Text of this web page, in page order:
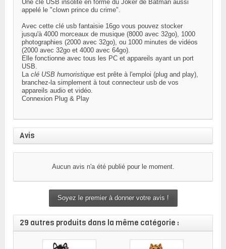
Une clé USB insolite en forme du Joker de Batman aussi
appelé le "clown prince du crime".
Avec cette clé usb fantaisie 16go vous pouvez stocker
jusqu'à 4000 morceaux de musique (8000 avec 32go), 1000
photographies (2000 avec 32go), ou 1000 minutes de vidéos
(2000 avec 32go et 4000 avec 64go).
Elle fonctionne avec tous les PC et appareils ayant un port
USB.
La clé USB humoristique est prête à l'emploi (plug and play),
branchez-la simplement à tout connecteur usb de vos
appareils audio et vidéo.
Connexion Plug & Play
Avis
Aucun avis n'a été publié pour le moment.
Soyez le premier à donner votre avis !
29 autres produits dans la même catégorie :